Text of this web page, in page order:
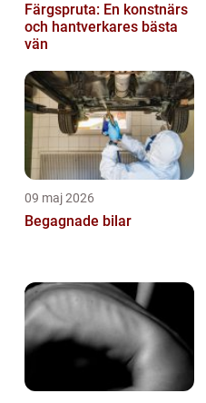
Färgspruta: En konstnärs
och hantverkares bästa
vän
09 maj 2026
Begagnade bilar